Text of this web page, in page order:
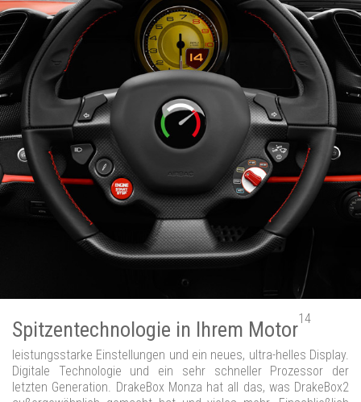
Spitzentechnologie in Ihrem Motor14
leistungsstarke Einstellungen und ein neues, ultra-helles Display.
Digitale Technologie und ein sehr schneller Prozessor der
letzten Generation. DrakeBox Monza hat all das, was DrakeBox2